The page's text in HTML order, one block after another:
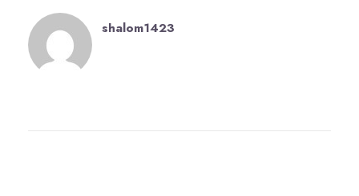
shalom1423